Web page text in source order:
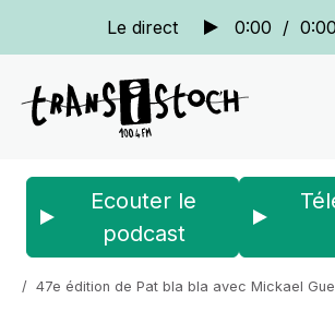
Le direct 0:00 / 0:00
Ecouter le
podcast
47e édition de Pat bla bla avec Mickael